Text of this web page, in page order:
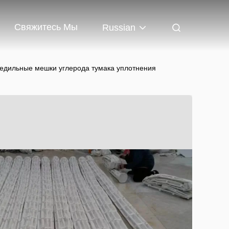
Свяжитесь Мы Russian
мешки углерода тумака уплотнения